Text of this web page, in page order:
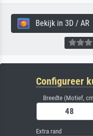
Bekijk in 3D / AR
Configureer
Breedte (Motief,
Extra rand